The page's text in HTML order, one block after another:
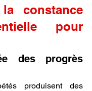
constance
pour
des progrès
produisent des